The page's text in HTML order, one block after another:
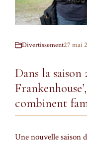
Divertissement27 mai
Dans la saison
combinent
Une nouvelle saison